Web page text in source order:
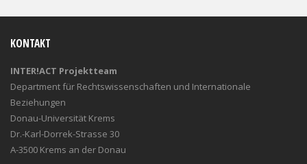
KONTAKT
INTER!ACT Projektteam
Department für Rechtswissenschaften und Internationale
Beziehungen
Donau-Universität Krems
Dr.-Karl-Dorrek-Strasse 30
A-3500 Krems an der Donau